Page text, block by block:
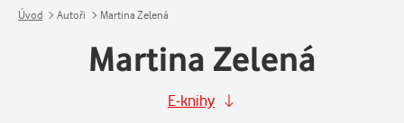
Úvod Autoři Martina Zelená
Martina Zelená
E-knihy